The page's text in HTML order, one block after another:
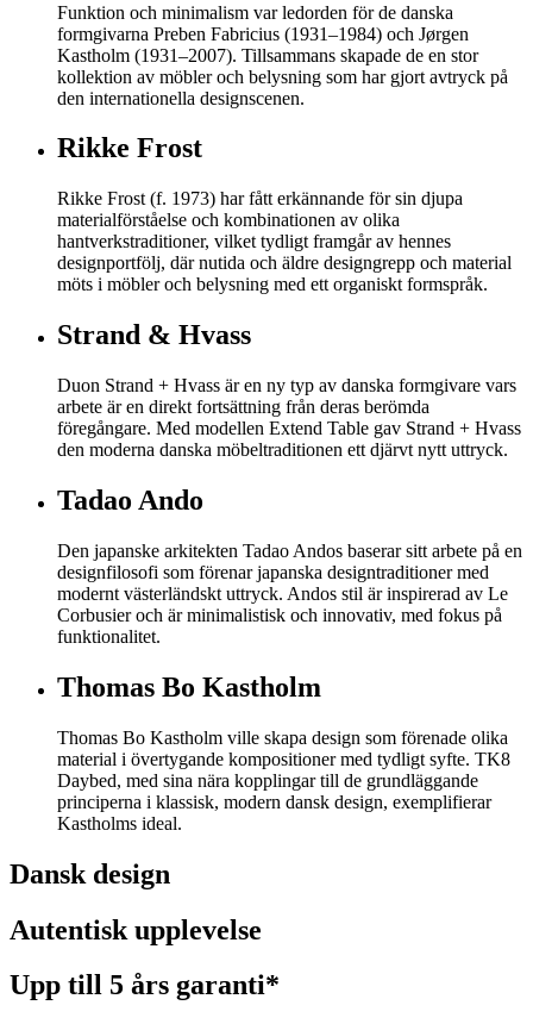
Funktion och minimalism var ledorden för de danska
formgivarna Preben Fabricius (1931–1984) och Jørgen
Kastholm (1931–2007). Tillsammans skapade de en stor
kollektion av möbler och belysning som har gjort avtryck på
den internationella designscenen.
Rikke Frost
Rikke Frost (f. 1973) har fått erkännande för sin djupa
materialförståelse och kombinationen av olika
hantverkstraditioner, vilket tydligt framgår av hennes
designportfölj, där nutida och äldre designgrepp och material
möts i möbler och belysning med ett organiskt formspråk.
Strand & Hvass
Duon Strand + Hvass är en ny typ av danska formgivare vars
arbete är en direkt fortsättning från deras berömda
föregångare. Med modellen Extend Table gav Strand + Hvass
den moderna danska möbeltraditionen ett djärvt nytt uttryck.
Tadao Ando
Den japanske arkitekten Tadao Andos baserar sitt arbete på en
designfilosofi som förenar japanska designtraditioner med
modernt västerländskt uttryck. Andos stil är inspirerad av Le
Corbusier och är minimalistisk och innovativ, med fokus på
funktionalitet.
Thomas Bo Kastholm
Thomas Bo Kastholm ville skapa design som förenade olika
material i övertygande kompositioner med tydligt syfte. TK8
Daybed, med sina nära kopplingar till de grundläggande
principerna i klassisk, modern dansk design, exemplifierar
Kastholms ideal.
Dansk design
Autentisk upplevelse
Upp till 5 års garanti*